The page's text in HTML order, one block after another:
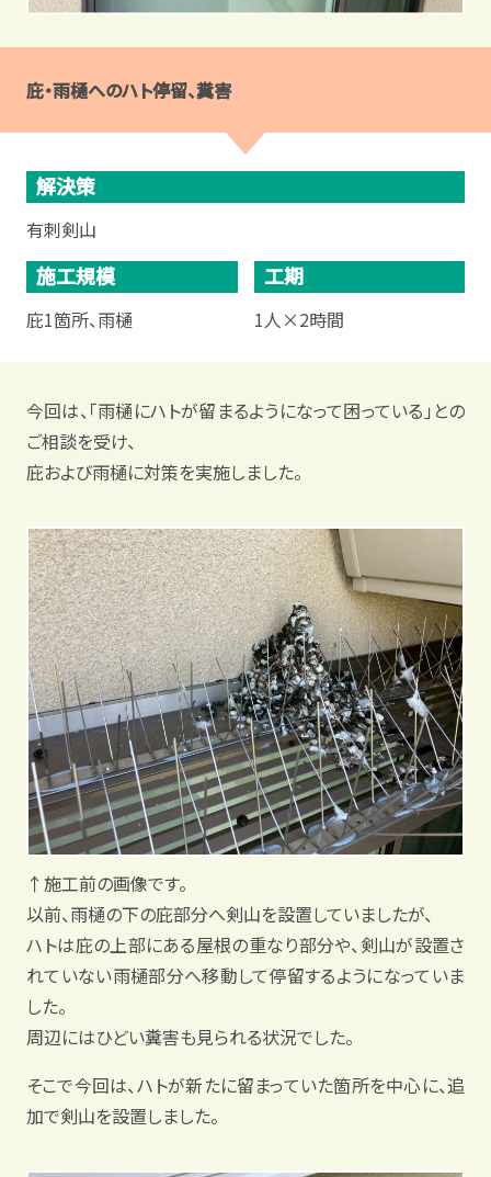
庇・雨樋へのハト停留、糞害
解決策
有刺剣山
施工規模
庇1箇所、雨樋
工期
1人×2時間
今回は、「雨樋にハトが留まるようになって困っている」との
ご相談を受け、
庇および雨樋に対策を実施しました。
↑施工前の画像です。
以前、雨樋の下の庇部分へ剣山を設置していましたが、
ハトは庇の上部にある屋根の重なり部分や、剣山が設置さ
れていない雨樋部分へ移動して停留するようになっていま
した。
周辺にはひどい糞害も見られる状況でした。
そこで今回は、ハトが新たに留まっていた箇所を中心に、追
加で剣山を設置しました。